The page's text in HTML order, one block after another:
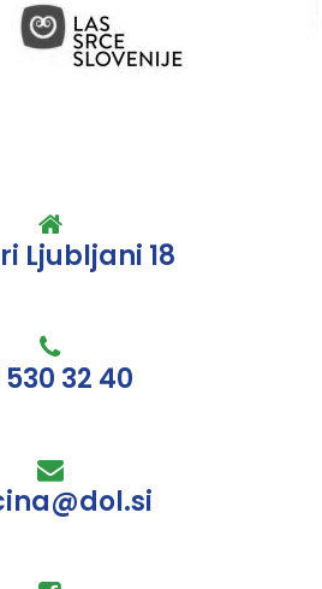
Ljubljani 18
530 32 40